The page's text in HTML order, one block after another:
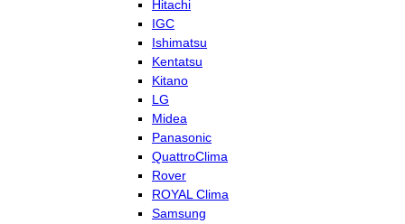
Hitachi
IGC
Ishimatsu
Kentatsu
Kitano
LG
Midea
Panasonic
QuattroClima
Rover
ROYAL Clima
Samsung